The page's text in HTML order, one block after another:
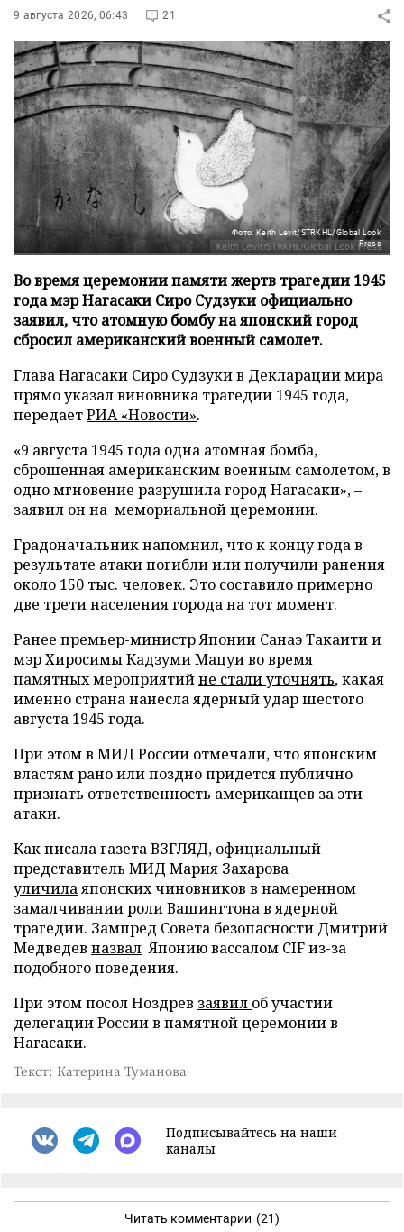
9 августа 2026, 06:43 21
Фото: Keith Levit/STRKHL/Global Look
Press
Во время церемонии памяти жертв трагедии 1945
года мэр Нагасаки Сиро Судзуки официально
заявил, что атомную бомбу на японский город
сбросил американский военный самолет.
Глава Нагасаки Сиро Судзуки в Декларации мира
прямо указал виновника трагедии 1945 года,
передаетРИА «Новости».
«9 августа 1945 года одна атомная бомба,
сброшенная американским военным самолетом, в
одно мгновение разрушила город Нагасаки», –
заявил он на мемориальной церемонии.
Градоначальник напомнил, что к концу года в
результате атаки погибли или получили ранения
около 150 тыс. человек. Это составило примерно
две трети населения города на тот момент.
Ранее премьер-министр Японии Санаэ Такаити и
мэр Хиросимы Кадзуми Мацуи во время
памятных мероприятийне стали уточнять, какая
именно страна нанесла ядерный удар шестого
августа 1945 года.
При этом в МИД России отмечали, что японским
властям рано или поздно придется публично
признать ответственность американцев за эти
атаки.
Как писала газета ВЗГЛЯД, официальный
представитель МИД Мария Захарова
уличилаяпонских чиновников в намеренном
замалчивании роли Вашингтона в ядерной
трагедии. Зампред Совета безопасности Дмитрий
Медведев назвал Японию вассалом CIF из-за
подобного поведения.
При этом посол Ноздрев заявил об участии
делегации России в памятной церемонии в
Нагасаки.
Текст: Катерина Туманова
Подписывайтесь на наши
каналы
Читать комментарии (21)